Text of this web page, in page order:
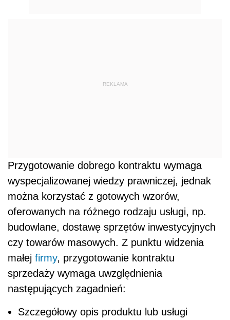
REKLAMA
Przygotowanie dobrego kontraktu wymaga
wyspecjalizowanej wiedzy prawniczej, jednak
można korzystać z gotowych wzorów,
oferowanych na różnego rodzaju usługi, np.
budowlane, dostawę sprzętów inwestycyjnych
czy towarów masowych. Z punktu widzenia
małej firmy, przygotowanie kontraktu
sprzedaży wymaga uwzględnienia
następujących zagadnień:
Szczegółowy opis produktu lub usługi